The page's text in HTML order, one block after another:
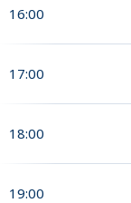
16:00
17:00
18:00
19:00